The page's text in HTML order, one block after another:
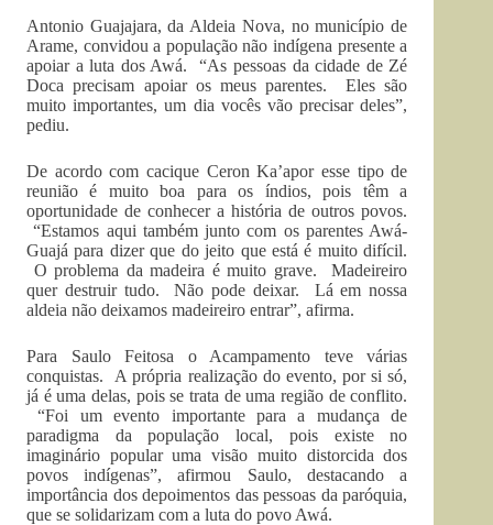
Antonio Guajajara, da Aldeia Nova, no município de
Arame, convidou a população não indígena presente a
apoiar a luta dos Awá. “As pessoas da cidade de Zé
Doca precisam apoiar os meus parentes. Eles são
muito importantes, um dia vocês vão precisar deles”,
pediu.
De acordo com cacique Ceron Ka’apor esse tipo de
reunião é muito boa para os índios, pois têm a
oportunidade de conhecer a história de outros povos.
“Estamos aqui também junto com os parentes Awá-
Guajá para dizer que do jeito que está é muito difícil.
O problema da madeira é muito grave. Madeireiro
quer destruir tudo. Não pode deixar. Lá em nossa
aldeia não deixamos madeireiro entrar”, afirma.
Para Saulo Feitosa o Acampamento teve várias
conquistas. A própria realização do evento, por si só,
já é uma delas, pois se trata de uma região de conflito.
“Foi um evento importante para a mudança de
paradigma da população local, pois existe no
imaginário popular uma visão muito distorcida dos
povos indígenas”, afirmou Saulo, destacando a
importância dos depoimentos das pessoas da paróquia,
que se solidarizam com a luta do povo Awá.